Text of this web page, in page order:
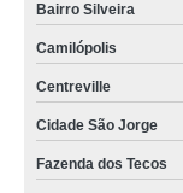
Bairro Silveira
Camilópolis
Centreville
Cidade São Jorge
Fazenda dos Tecos